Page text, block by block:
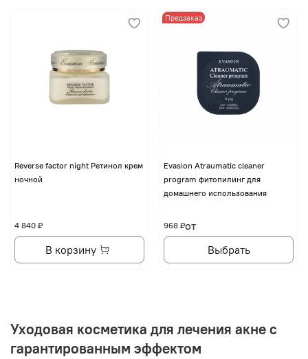
Reverse factor night Ретинол крем
ночной
4 840 ₽
В корзину
Предзаказ
Evasion Atraumatic cleaner
program фитопилинг для
домашнего использования
от
968 ₽
Выбрать
Уходовая косметика для лечения акне с
гарантированным эффектом